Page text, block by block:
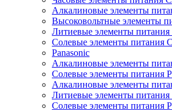
Алкалиновые элементы
Высоковольтные элементы
Литиевые элементы
Солевые элементы питания
Panasonic
Алкалиновые элементы
Солевые элементы питания
Алкалиновые элементы
Литиевые элементы питания
Солевые элементы питания